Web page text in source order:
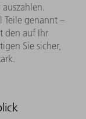
Teile genannt –
den auf Ihr
Sie sicher,